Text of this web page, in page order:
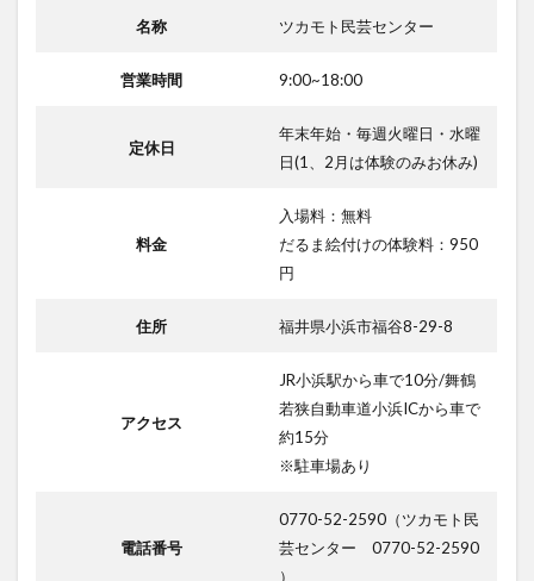
名称 ツカモト民芸センター
営業時間 9:00~18:00
定休日
年末年始・毎週火曜日・水曜
日(1、2月は体験のみお休み)
料金
入場料：無料
だるま絵付けの体験料：950
円
住所 福井県小浜市福谷8-29-8
アクセス
JR小浜駅から車で10分/舞鶴
若狭自動車道小浜ICから車で
約15分
※駐車場あり
電話番号
0770-52-2590（ツカモト民
芸センター 0770-52-2590
）